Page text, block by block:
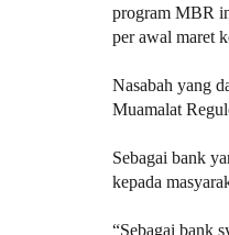
program MBR
per awal maret
Nasabah yang
Muamalat
Sebagai bank
kepada
“Sebagai bank